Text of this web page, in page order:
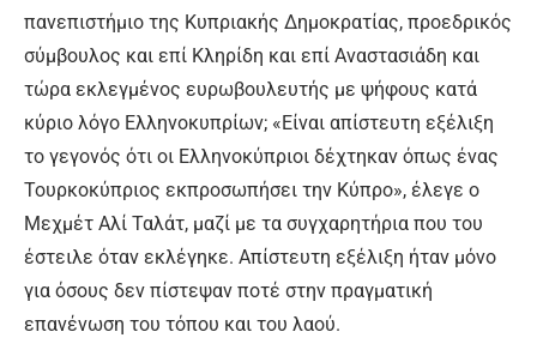
πανεπιστήμιο της Κυπριακής Δημοκρατίας, προεδρικός
σύμβουλος και επί Κληρίδη και επί Αναστασιάδη και
τώρα εκλεγμένος ευρωβουλευτής με ψήφους κατά
κύριο λόγο Ελληνοκυπρίων; «Είναι απίστευτη εξέλιξη
το γεγονός ότι οι Ελληνοκύπριοι δέχτηκαν όπως ένας
Τουρκοκύπριος εκπροσωπήσει την Κύπρο», έλεγε ο
Μεχμέτ Αλί Ταλάτ, μαζί με τα συγχαρητήρια που του
έστειλε όταν εκλέγηκε. Απίστευτη εξέλιξη ήταν μόνο
για όσους δεν πίστεψαν ποτέ στην πραγματική
επανένωση του τόπου και του λαού.